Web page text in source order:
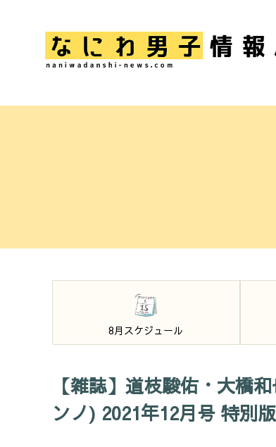
8月スケジュール
【雑誌】道枝駿佑・大橋
ンノ) 2021年12月号 特別